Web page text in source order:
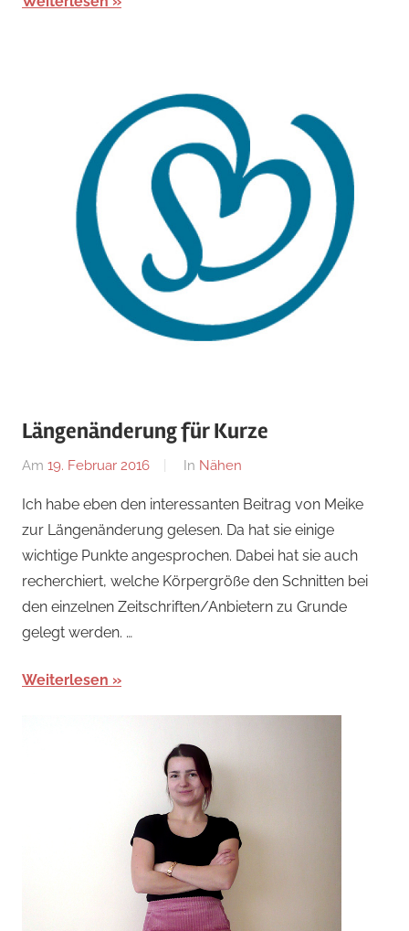
Längenänderung für Kurze
Am 19. Februar 2016
Von
In Nähen
Ich habe eben den interessanten Beitrag von Meike
zur Längenänderung gelesen. Da hat sie einige
wichtige Punkte angesprochen. Dabei hat sie auch
recherchiert, welche Körpergröße den Schnitten bei
den einzelnen Zeitschriften/Anbietern zu Grunde
gelegt werden. …
Weiterlesen